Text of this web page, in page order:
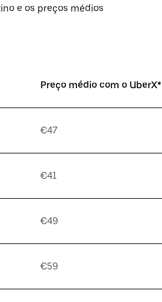
e os preços médios
Preço médio com o UberX*
€47
€41
€49
€59